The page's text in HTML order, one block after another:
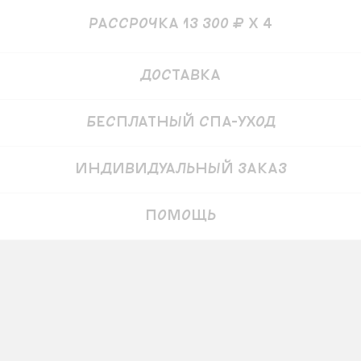
рассрочка 13 300 ₽ x 4
Детали
Доставка
Бесплатный СПА-уход
Индивидуальный заказ
Помощь